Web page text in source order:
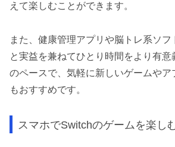
えて楽しむことができます。
また、健康管理アプリや脳トレ系ソ
と実益を兼ねてひとり時間をより有
のペースで、気軽に新しいゲームやア
もおすすめです。
スマホでSwitchのゲームを楽し